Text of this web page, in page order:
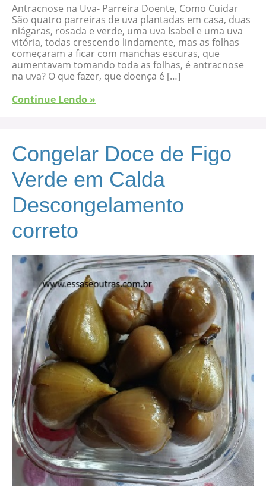
Antracnose na Uva- Parreira Doente, Como Cuidar
São quatro parreiras de uva plantadas em casa, duas
niágaras, rosada e verde, uma uva Isabel e uma uva
vitória, todas crescendo lindamente, mas as folhas
começaram a ficar com manchas escuras, que
aumentavam tomando toda as folhas, é antracnose
na uva? O que fazer, que doença é […]
Continue Lendo »
Congelar Doce de Figo
Verde em Calda
Descongelamento
correto